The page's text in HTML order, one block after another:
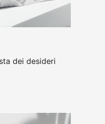
dei desideri